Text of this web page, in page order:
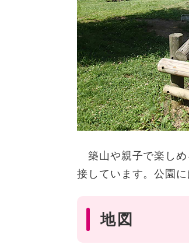
築山や親子で楽しめ
接しています。公園
地図